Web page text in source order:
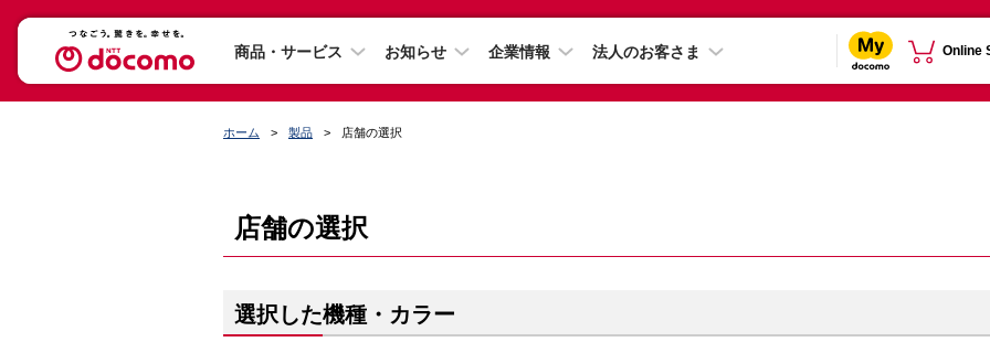
商品・サービス お知らせ 企業情報 法人のお客さま Online
ホーム 製品 店舗の選択
店舗の選択
選択した機種・カラー